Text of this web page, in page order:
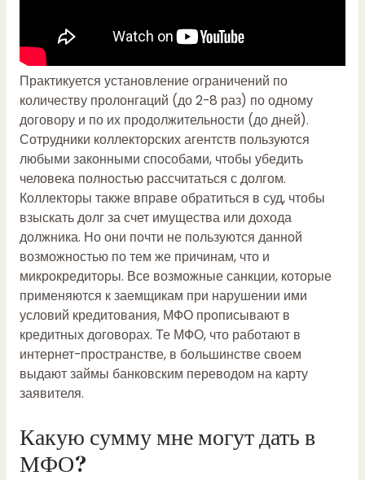
Практикуется установление ограничений по
количеству пролонгаций (до 2-8 раз) по одному
договору и по их продолжительности (до дней).
Сотрудники коллекторских агентств пользуются
любыми законными способами, чтобы убедить
человека полностью рассчитаться с долгом.
Коллекторы также вправе обратиться в суд, чтобы
взыскать долг за счет имущества или дохода
должника. Но они почти не пользуются данной
возможностью по тем же причинам, что и
микрокредиторы. Все возможные санкции, которые
применяются к заемщикам при нарушении ими
условий кредитования, МФО прописывают в
кредитных договорах. Те МФО, что работают в
интернет-пространстве, в большинстве своем
выдают займы банковским переводом на карту
заявителя.
Какую сумму мне могут дать в
МФО?